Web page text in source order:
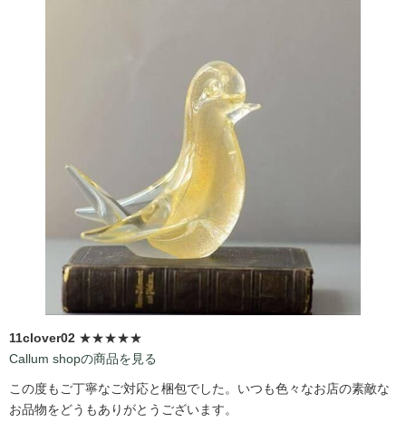
11clover02 ★★★★★
Callum shopの商品を見る
この度もご丁寧なご対応と梱包でした。いつも色々なお店の素敵な
お品物をどうもありがとうございます。